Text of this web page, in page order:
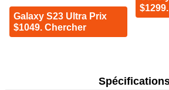
Galaxy S23 Ultra Prix
$1049. Chercher